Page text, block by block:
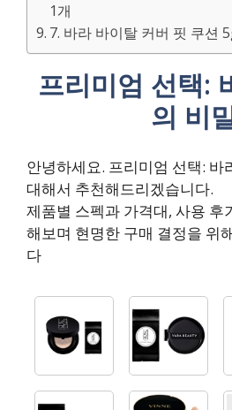
1개
7. 바라 바이탈 커버 핏 쿠션
프리미엄 선택:
의 비
안녕하세요. 프리미엄 선택: 바
대해서 추천해드리겠습니다.
제품별 스펙과 가격대, 사용 후
해보며 현명한 구매 결정을 위
다